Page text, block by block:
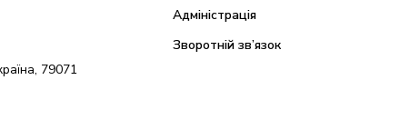
79071
Адміністрація
Зворотній зв’язок